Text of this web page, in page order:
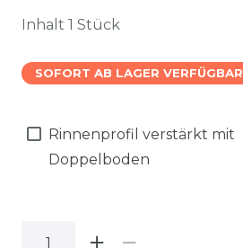
Inhalt 1 Stück
SOFORT AB LAGER VERFÜGBAR
Rinnenprofil verstärkt mit
Doppelboden